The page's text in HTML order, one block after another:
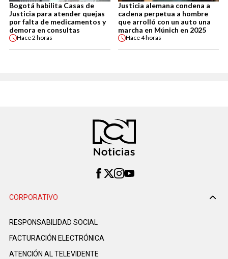
Bogotá habilita Casas de
Justicia para atender quejas
por falta de medicamentos y
demora en consultas
Hace2 horas
Justicia alemana condena a
cadena perpetua a hombre
que arrolló con un auto una
marcha en Múnich en 2025
Hace4 horas
CORPORATIVO
RESPONSABILIDAD SOCIAL
FACTURACIÓN ELECTRÓNICA
ATENCIÓN AL TELEVIDENTE